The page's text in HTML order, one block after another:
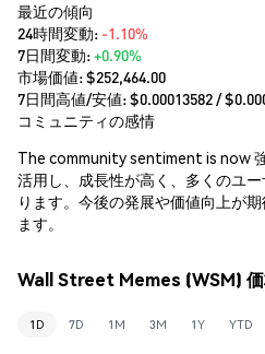
最近の傾向
24時間変動: -1.10%
7日間変動:+0.90%
市場価値:$252,464.00
7日間高値/安値: $0.00013582/ $
コミュニティの感情
The community sentiment is now
活用し、成長性が高く、多くのユ
ります。今後の発展や価値向上が
ます。
Wall Street Memes (WSM) 価
1D 7D 1M 3M 1Y YTD